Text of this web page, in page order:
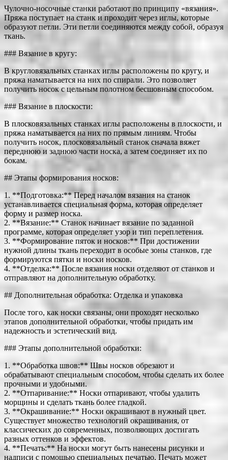
Чулочно-носочные станки работают по принципу «вязания».
Пряжа поступает на станк и проходит через иглы, которые
образуют петли. Эти петли соединяются между собой, образуя
ткань.
### Вязание в кругу:
В кругловязальных станках иглы расположены по кругу, и
пряжа наматывается на них по спирали. Это позволяет
получить носок с цельным полотном бесшовным способом.
### Вязание в плоскости:
В плосковязальных станках иглы расположены в плоскости, и
пряжа наматывается на них по прямым линиям. Чтобы
получить носок, плосковязальный станок сначала вяжет
переднюю и заднюю части носка, а затем соединяет их по
бокам.
## Этапы формирования носков:
1. **Подготовка:** Перед началом вязания на станок
устанавливается специальная форма, которая определяет
форму и размер носка.
2. **Вязание:** Станок начинает вязание по заданной
программе, которая определяет узор и тип переплетения.
3. **Формирование пяток и носков:** При достижении
нужной длины ткань переходит в особые зоны станков, где
формируются пятки и носки носков.
4. **Отделка:** После вязания носки отделяют от станков и
отправляют на дополнительную обработку.
## Дополнительная обработка: Отделка и упаковка
После того, как носки связаны, они проходят несколько
этапов дополнительной обработки, чтобы придать им
надежность и эстетический вид.
### Этапы дополнительной обработки:
1. **Обработка швов:** Швы носков обрезают и
обрабатывают специальным способом, чтобы сделать их более
прочными и удобными.
2. **Отпаривание:** Носки отпаривают, чтобы удалить
морщины и сделать ткань более гладкой.
3. **Окрашивание:** Носки окрашивают в нужный цвет.
Существует множество технологий окрашивания, от
классических до современных, позволяющих достигать
разных оттенков и эффектов.
4. **Печать:** На носки могут быть нанесены рисунки и
надписи с помощью специальных печатью. Печать может